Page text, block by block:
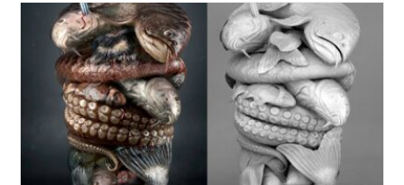
Inventor
2022:
Exportar
Projeto
Revit